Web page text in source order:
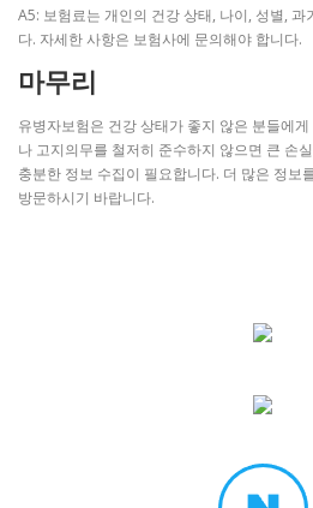
A5: 보험료는 개인의 건강 상태, 나이, 성별, 과
다. 자세한 사항은 보험사에 문의해야 합니다.
마무리
유병자보험은 건강 상태가 좋지 않은 분들에
나 고지의무를 철저히 준수하지 않으면 큰 손
충분한 정보 수집이 필요합니다. 더 많은 정보
방문하시기 바랍니다.